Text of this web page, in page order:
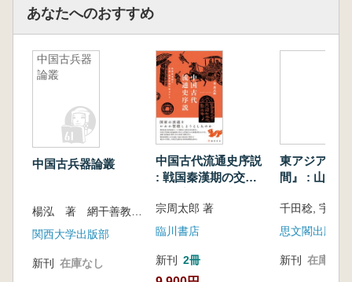
あなたへのおすすめ
中国古兵器
論叢
中国古兵器論叢
関西大学出版部
新刊 在庫なし
中国古代流通史序説
: 戦国秦漢期の交
宗周太郎 著
臨川書店
新刊 2冊
東アジアと
間』 : 山東半
千田稔, 宇野
思文閣出版
新刊 在庫なし